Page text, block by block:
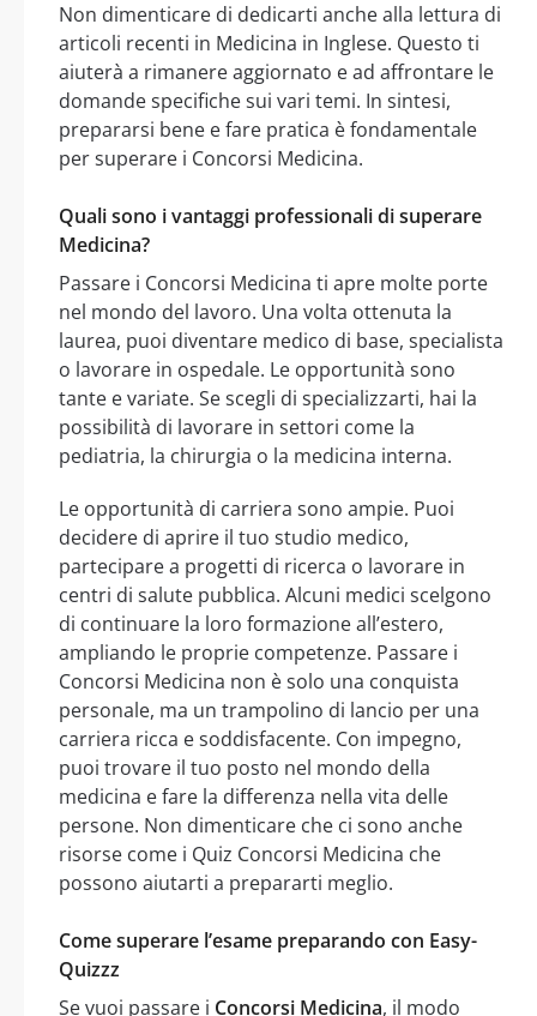
Non dimenticare di dedicarti anche alla lettura di
articoli recenti in Medicina in Inglese. Questo ti
aiuterà a rimanere aggiornato e ad affrontare le
domande specifiche sui vari temi. In sintesi,
prepararsi bene e fare pratica è fondamentale
per superare i Concorsi Medicina.
Quali sono i vantaggi professionali di superare
Medicina?
Passare i Concorsi Medicina ti apre molte porte
nel mondo del lavoro. Una volta ottenuta la
laurea, puoi diventare medico di base, specialista
o lavorare in ospedale. Le opportunità sono
tante e variate. Se scegli di specializzarti, hai la
possibilità di lavorare in settori come la
pediatria, la chirurgia o la medicina interna.
Le opportunità di carriera sono ampie. Puoi
decidere di aprire il tuo studio medico,
partecipare a progetti di ricerca o lavorare in
centri di salute pubblica. Alcuni medici scelgono
di continuare la loro formazione all’estero,
ampliando le proprie competenze. Passare i
Concorsi Medicina non è solo una conquista
personale, ma un trampolino di lancio per una
carriera ricca e soddisfacente. Con impegno,
puoi trovare il tuo posto nel mondo della
medicina e fare la differenza nella vita delle
persone. Non dimenticare che ci sono anche
risorse come i Quiz Concorsi Medicina che
possono aiutarti a prepararti meglio.
Come superare l’esame preparando con Easy-
Quizzz
Se vuoi passare i Concorsi Medicina, il modo